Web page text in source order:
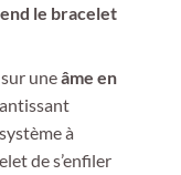
le bracelet
uneâme en
à
de s’enfiler